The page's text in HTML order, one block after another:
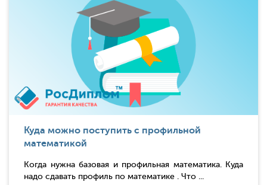
Куда можно поступить с профильной
математикой
Когда нужна базовая и профильная математика. Куда
надо сдавать профиль по математике . Что ...